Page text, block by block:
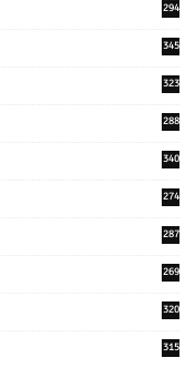
294
345
323
288
340
274
287
269
320
315